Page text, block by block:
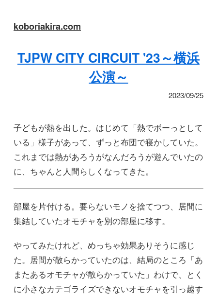
koboriakira.com
TJPW CITY CIRCUIT '23～横浜
公演～
2023/09/25
子どもが熱を出した。はじめて「熱でボーっとして
いる」様子があって、ずっと布団で寝かしていた。
これまでは熱があろうがなんだろうが遊んでいたの
に、ちゃんと人間らしくなってきた。
部屋を片付ける。要らないモノを捨てつつ、居間に
集結していたオモチャを別の部屋に移す。
やってみたけれど、めっちゃ効果ありそうに感じ
た。居間が散らかっていたのは、結局のところ「あ
またあるオモチャが散らかっていた」わけで、とく
に小さなカテゴライズできないオモチャを引っ越す